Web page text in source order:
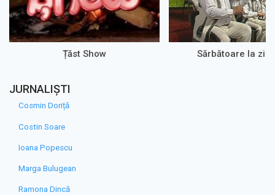
Țăst Show Sărbătoare la zi
JURNALIȘTI
Cosmin Doriță
Costin Soare
Ioana Popescu
Marga Bulugean
Ramona Dincă